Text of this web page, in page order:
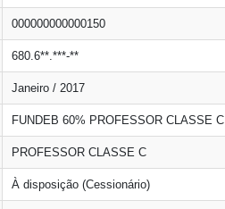
000000000000150
680.6**.***-**
Janeiro / 2017
FUNDEB 60% PROFESSOR CLASSE C
PROFESSOR CLASSE C
À disposição (Cessionário)